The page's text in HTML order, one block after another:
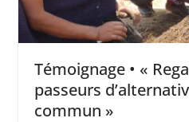
Témoignage • «
passeurs
commun »